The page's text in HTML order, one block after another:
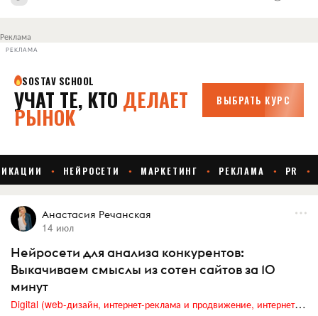
Реклама
РЕКЛАМА
Анастасия Речанская
14 июл
Нейросети для анализа конкурентов:
Выкачиваем смыслы из сотен сайтов за 10
минут
Digital (web-дизайн, интернет-реклама и продвижение, интернет-сообщества и блоги, интернет-коммуникации, мобильный маркетинг, реклама на цифровых экранах)